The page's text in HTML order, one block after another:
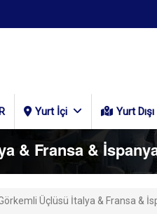
Yurt İçi Yurt Dışı
& Fransa &
Üçlüsü İtalya & Fransa &